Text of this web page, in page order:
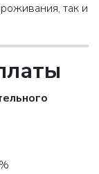
так и